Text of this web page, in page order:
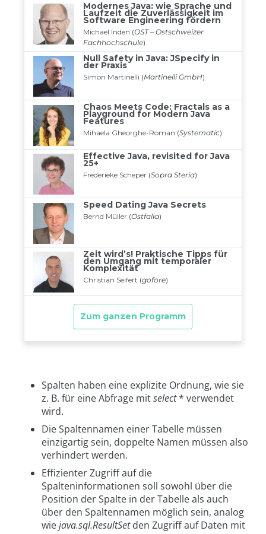
Spalten haben eine explizite Ordnung, wie sie
z. B. für eine Abfrage mitselect* verwendet
wird.
Die Spaltennamen einer Tabelle müssen
einzigartig sein, doppelte Namen müssen also
verhindert werden.
Effizienter Zugriff auf die
Spalteninformationen soll sowohl über die
Position der Spalte in der Tabelle als auch
über den Spaltennamen möglich sein, analog
wiejava.sql.ResultSetden Zugriff auf Daten mit